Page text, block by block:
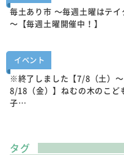
毎土あり市 ～毎週土曜はテイ
～【毎週土曜開催中！】
イベント
※終了しました【7/8（土）～
8/18（金）】ねむの木のこど
子…
タグ